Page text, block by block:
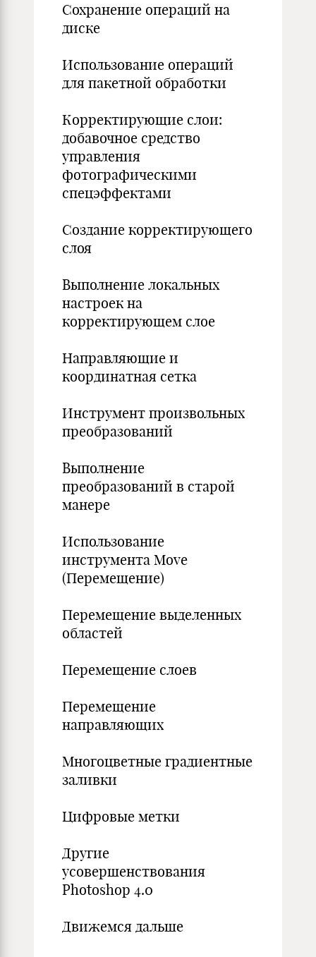
Сохранение операций на
диске
Использование операций
для пакетной обработки
Корректирующие слои:
добавочное средство
управления
фотографическими
спецэффектами
Создание корректирующего
слоя
Выполнение локальных
настроек на
корректирующем слое
Направляющие и
координатная сетка
Инструмент произвольных
преобразований
Выполнение
преобразований в старой
манере
Использование
инструмента Move
(Перемещение)
Перемещение выделенных
областей
Перемещение слоев
Перемещение
направляющих
Многоцветные градиентные
заливки
Цифровые метки
Другие
усовершенствования
Photoshop 4.0
Движемся дальше